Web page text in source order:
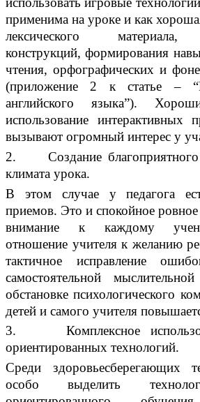
применима на уроке и как
лексического материала,
конструкций, формирования
чтения, орфографических и
(приложение 2 к статье –
английского языка”).
использование интерактивных
вызывают огромный интерес у
2. Создание благоприятного
климата урока.
В этом случае у педагога
приемов. Это и спокойное
внимание к каждому
отношение учителя к желанию
тактичное исправление
самостоятельной
обстановке психологического
детей и самого учителя
3. Комплексное
ориентированных технологий.
Среди здоровьесберегающих
особо выделить